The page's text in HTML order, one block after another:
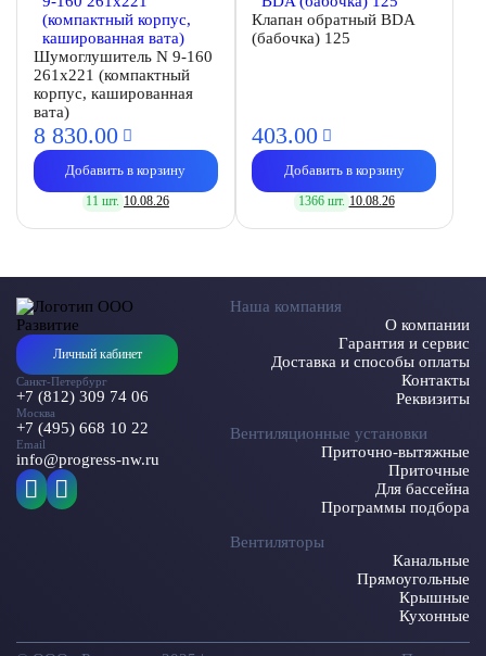
Шумоглушитель N 9-160
261х221 (компактный
корпус, кашированная
вата)
8 830.00
Добавить в корзину
11 шт. 10.08.26
Клапан обратный BDA
(бабочка) 125
403.00
Добавить в корзину
1366 шт. 10.08.26
Личный кабинет
Санкт-Петербург
+7 (812) 309 74 06
Москва
+7 (495) 668 10 22
Email
info@progress-nw.ru
Наша компания
О компании
Гарантия и сервис
Доставка и способы оплаты
Контакты
Реквизиты
Вентиляционные установки
Приточно-вытяжные
Приточные
Для бассейна
Программы подбора
Вентиляторы
Канальные
Прямоугольные
Крышные
Кухонные